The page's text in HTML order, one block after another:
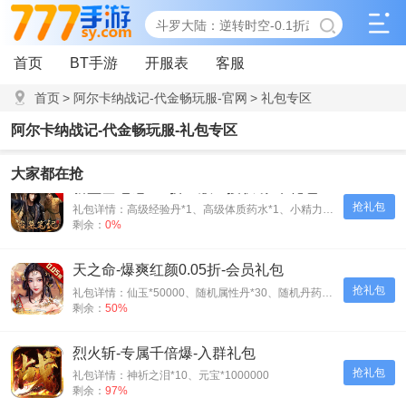
首页 BT手游 开服表 客服
首页> 阿尔卡纳战记-代金畅玩服-官网 > 礼包专区
阿尔卡纳战记-代金畅玩服-礼包专区
大家都在抢
抢礼包
礼包详情：高级经验丹*1、高级体质药水*1、小精力药丸*5、橙磨石*10
剩余： 0%
抢礼包
天之命-爆爽红颜0.05折-会员礼包
礼包详情：仙玉*50000、随机属性丹*30、随机丹药*30、神装碎片*500
剩余： 50%
抢礼包
烈火斩-专属千倍爆-入群礼包
礼包详情：神祈之泪*10、元宝*1000000
剩余： 97%